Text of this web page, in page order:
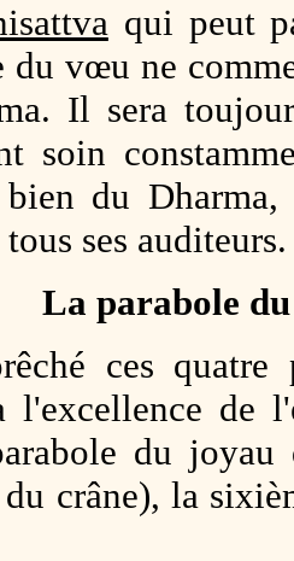
qui peut
du vœu ne
Il sera
soin
du
ses auditeurs.
La parabole
ces
l'excellence de
du joyau
crâne), la